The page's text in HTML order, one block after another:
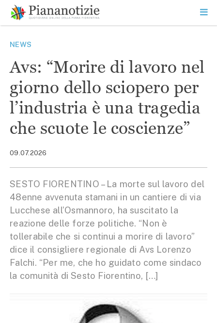
contenuto
SEARCH
NEWS
Avs: “Morire di lavoro nel
giorno dello sciopero per
l’industria è una tragedia
che scuote le coscienze”
09.07.2026
SESTO FIORENTINO – La morte sul lavoro del
48enne avvenuta stamani in un cantiere di via
Lucchese all’Osmannoro, ha suscitato la
reazione delle forze politiche. “Non è
tollerabile che si continui a morire di lavoro”
dice il consigliere regionale di Avs Lorenzo
Falchi. “Per me, che ho guidato come sindaco
la comunità di Sesto Fiorentino, […]